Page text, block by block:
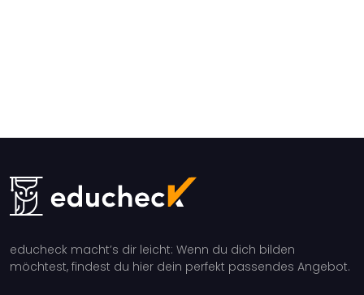
educheck macht’s dir leicht: Wenn du dich bilden
möchtest, findest du hier dein perfekt passendes Angebot.